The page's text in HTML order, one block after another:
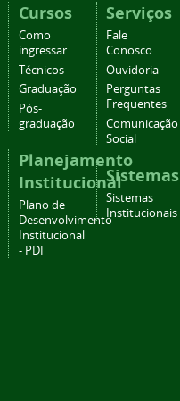
Cursos
Como
ingressar
Técnicos
Graduação
Pós-
graduação
Planejamento
Institucional
Plano de
Desenvolvimento
Institucional
- PDI
Serviços
Fale
Conosco
Ouvidoria
Perguntas
Frequentes
Comunicação
Social
Sistemas
Sistemas
Institucionais